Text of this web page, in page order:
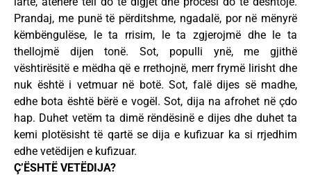
Prandaj, me punë të përditshme, ngadalë, por në mënyrë
këmbëngulëse, le ta rrisim, le ta zgjerojmë dhe le ta
thellojmë dijen tonë. Sot, populli ynë, me gjithë
vështirësitë e mëdha që e rrethojnë, merr frymë lirisht dhe
nuk është i vetmuar në botë. Sot, falë dijes së madhe,
edhe bota është bërë e vogël. Sot, dija na afrohet në çdo
hap. Duhet vetëm ta dimë rëndësinë e dijes dhe duhet ta
kemi plotësisht të qartë se dija e kufizuar ka si rrjedhim
edhe vetëdijen e kufizuar.
Ç’ËSHTË VETËDIJA?